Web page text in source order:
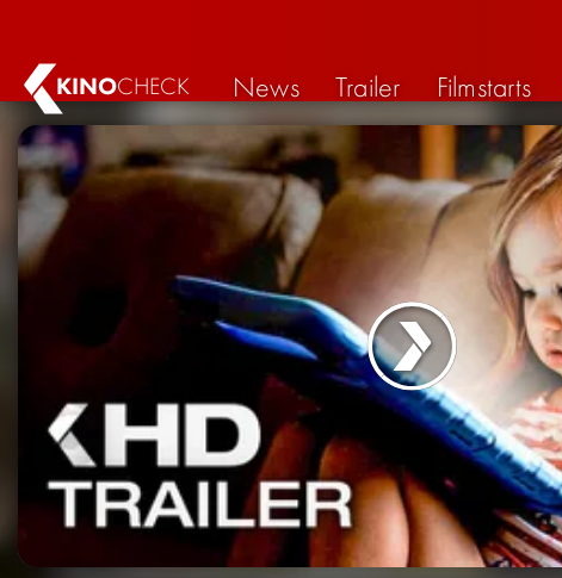
KINOCHECK News Trailer Filmstarts